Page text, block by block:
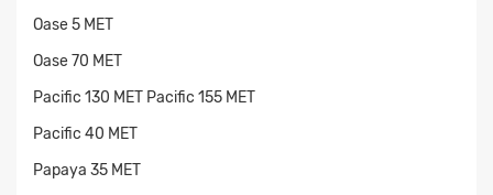
Oase 5 MET
Oase 70 MET
Pacific 130 MET Pacific 155 MET
Pacific 40 MET
Papaya 35 MET